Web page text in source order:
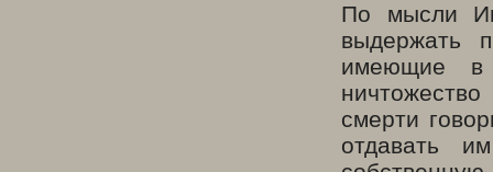
По мысли
выдержать
имеющие в
смерти
отдавать